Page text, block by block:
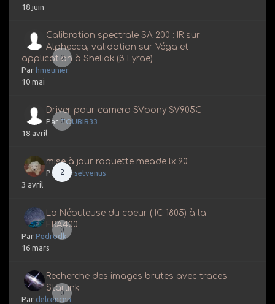
18 juin
0
Calibration spectrale SA 200 : IR sur
Alphecca, validation sur Véga et
application à Sheliak (β Lyrae)
Par hmeunier
10 mai
0
Driver pour camera SVbony SV905C
Par TOUBIB33
18 avril
2
mise à jour raquette meade lx 90
Par marsetvenus
3 avril
0
La Nébuleuse du coeur ( IC 1805) à la
FRA400
Par Pedrodk
16 mars
0
Recherche des images brutes avec traces
Starlink
Par delcencen